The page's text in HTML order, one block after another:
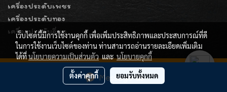
Message Us
เครื่องประดับเพชร
เครื่องประดับทอง
เครื่องประดับอื่นๆ
COPYRIGHT - ENGNAMHENG | รูปภาพมีลิขสิทธิ์ ห้ามมิให้
ทำการคัดลอกหรือนำไปเผยแพร่ก่อนได้รับอนุญาต
เว็บไซต์นี้มีการใช้งานคุกกี้ เพื่อเพิ่มประสิทธิภาพและประสบการณ์ที่ดี
ในการใช้งานเว็บไซต์ของท่าน ท่านสามารถอ่านรายละเอียดเพิ่มเติม
ได้ที่นโยบายความเป็นส่วนตัวและนโยบายคุกกี้
ตั้งค่าคุกกี้ ยอมรับทั้งหมด